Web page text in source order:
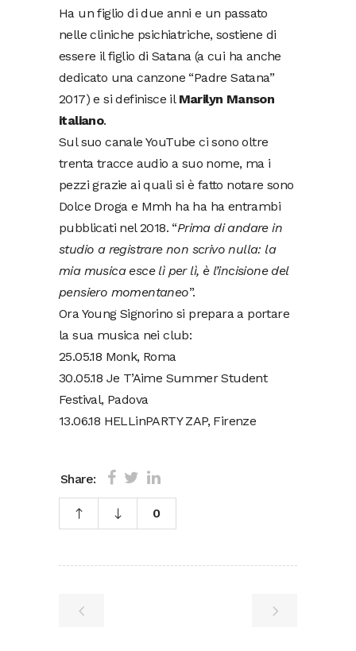
Ha un figlio di due anni e un passato
nelle cliniche psichiatriche, sostiene di
essere il figlio di Satana (a cui ha anche
dedicato una canzone “Padre Satana”
2017) e si definisce il Marilyn Manson
italiano.
Sul suo canale YouTube ci sono oltre
trenta tracce audio a suo nome, ma i
pezzi grazie ai quali si è fatto notare sono
Dolce Droga e Mmh ha ha ha entrambi
pubblicati nel 2018. “Prima di andare in
studio a registrare non scrivo nulla: la
mia musica esce lì per lì, è l’incisione del
pensiero momentaneo”.
Ora Young Signorino si prepara a portare
la sua musica nei club:
25.05.18 Monk, Roma
30.05.18 Je T’Aime Summer Student
Festival, Padova
13.06.18 HELLinPARTY ZAP, Firenze
Share:
0